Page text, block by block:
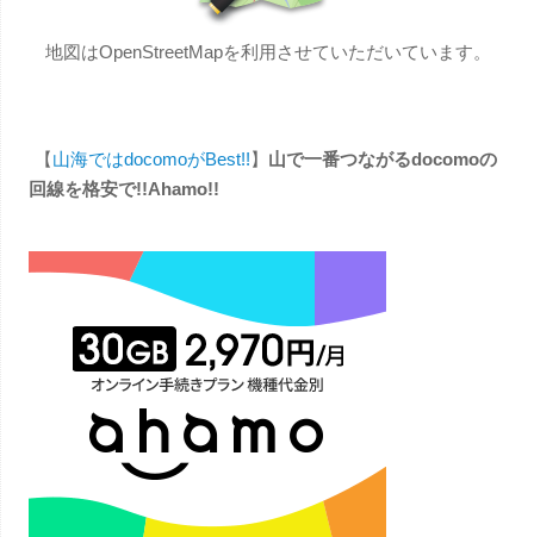
地図はOpenStreetMapを利用させていただいています。
【山海ではdocomoがBest!!】 山で一番つながるdocomoの
回線を格安で!!Ahamo!!